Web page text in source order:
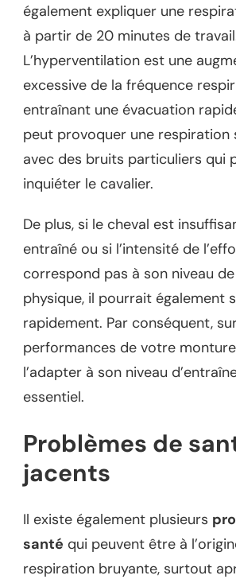
également expliquer une
à partir de 20 minutes de
L’hyperventilation est une
excessive de la fréquence
entraînant une évacuation
peut provoquer une respiration
avec des bruits particuliers qui
inquiéter le cavalier.
De plus, si le cheval est
entraîné ou si l’intensité de
correspond pas à son niveau
physique, il pourrait également
rapidement. Par conséquent,
performances de votre
l’adapter à son niveau
essentiel.
Problèmes de
jacents
Il existe également plusieurs
santé qui peuvent être à
respiration bruyante, surtout